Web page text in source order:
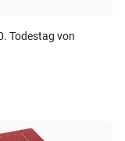
Todestag von